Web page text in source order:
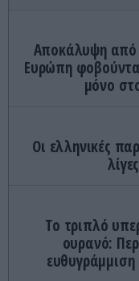
Αποκάλυψη από
Ευρώπη
μόνο
Οι ελληνικές
Το τριπλό
ουρανό: